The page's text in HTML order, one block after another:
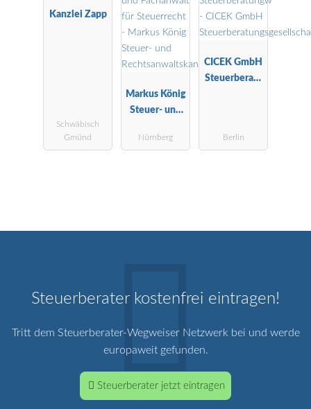
Kanzlei Zapp
Schwäbisch
Gmünd
Markus König
Steuer- und
skanzlei
Nürnberg
CICEK GmbH
Steuerberatu
Berlin
Steuerberater kostenfrei eintragen!
Tritt dem Steuerberater-Wegweiser Netzwerk bei und werde
europaweit gefunden.
Steuerberater jetzt eintragen